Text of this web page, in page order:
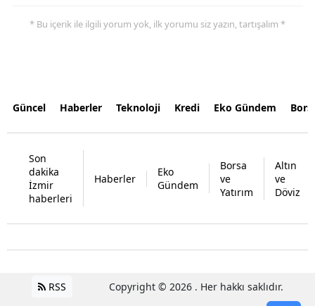
* Bu içerik ile ilgili yorum yok, ilk yorumu siz yazın, tartışalım *
Güncel Haberler Teknoloji Kredi Eko Gündem
Son
dakika
İzmir
haberleri
Haberler
Eko
Gündem
Borsa
ve
Yatırım
Altın
ve
Döviz
RSS Copyright © 2026 . Her hakkı saklıdır.